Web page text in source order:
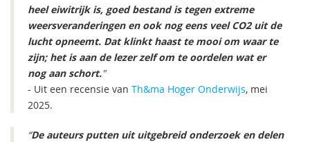
heel eiwitrijk is, goed bestand is tegen extreme
weersveranderingen en ook nog eens veel CO2 uit de
lucht opneemt. Dat klinkt haast te mooi om waar te
zijn; het is aan de lezer zelf om te oordelen wat er
nog aan schort."
- Uit een recensie van Th&ma Hoger Onderwijs, mei
2025.
“De auteurs putten uit uitgebreid onderzoek en delen